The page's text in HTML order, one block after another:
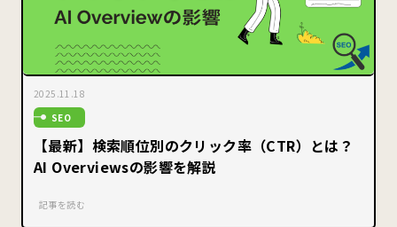
2025.11.18
SEO
【最新】検索順位別のクリック率（CTR）とは？
AI Overviewsの影響を解説
記事を読む